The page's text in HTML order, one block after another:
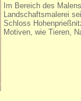
Im Bereich des
Landschaftsmalerei
Schloss
Motiven, wie Tieren,